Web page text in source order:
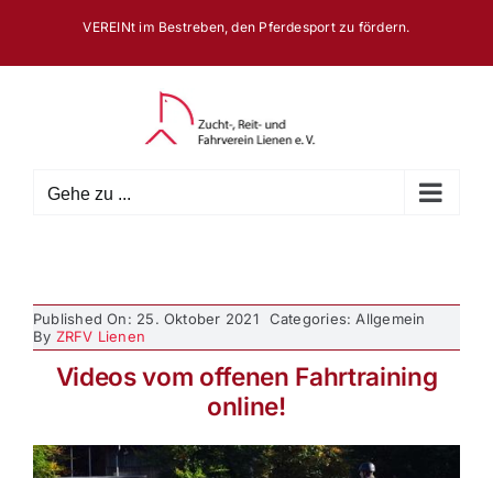
springen
VEREINt im Bestreben, den Pferdesport zu fördern.
Gehe zu ...
Published On: 25. Oktober 2021
Categories: Allgemein
By ZRFV Lienen
Videos vom offenen Fahrtraining
online!